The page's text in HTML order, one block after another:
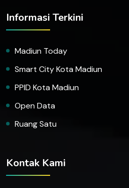
Informasi Terkini
Madiun Today
Smart City Kota Madiun
PPID Kota Madiun
Open Data
Ruang Satu
Kontak Kami